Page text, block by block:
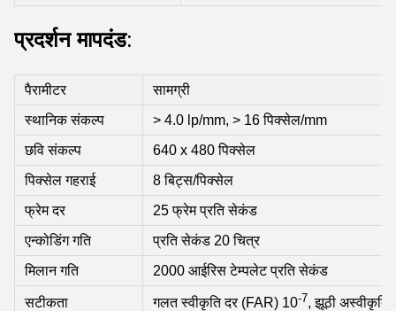
प्रदर्शन मापदंड:
पैरामीटर
सामग्री
स्थानिक संकल्प
> 4.0 lp/mm, > 16 पिक्सेल/mm
छवि संकल्प
640 x 480 पिक्सेल
पिक्सेल गहराई
8 बिट्स/पिक्सेल
फ्रेम दर
25 फ्रेम प्रति सेकंड
एन्कोडिंग गति
प्रति सेकंड 20 चित्र
मिलान गति
2000 आईरिस टेम्पलेट प्रति सेकंड
सटीकता गलत स्वीकृति दर (FAR) 10-7, झूठी अस्वीकृति